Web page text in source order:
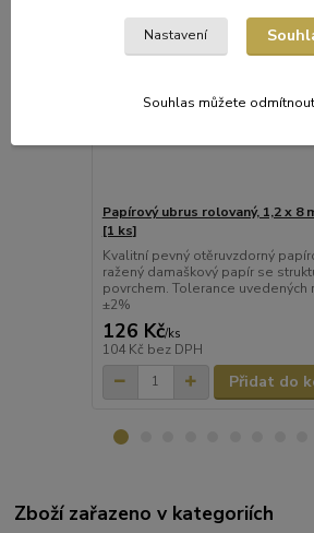
Papírový ubrus rolovaný, 1,2 x 8
[1 ks]
Kvalitní pevný otěruvzdorný
ražený damaškový papír se
povrchem. Tolerance uvedených
±2%
126 Kč/ks
104 Kč bez DPH
Přidat do
Zboží zařazeno v kategoriích
Nastavení
Souhlas můžete odmítnout